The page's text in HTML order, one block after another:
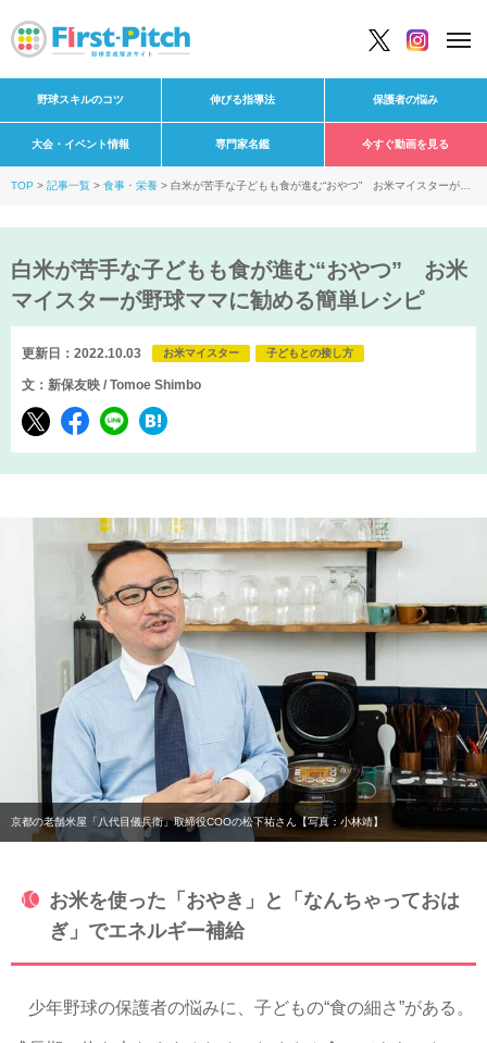
野球スキルのコツ 伸びる指導法 保護者の悩み
大会・イベント情報 専門家名鑑 今すぐ動画を見る
TOP 記事一覧 食事・栄養
白米が苦手な子どもも食が進む“おやつ” お米マイスターが野
白米が苦手な子どもも食が進む“おやつ” お米
マイスターが野球ママに勧める簡単レシピ
更新日：2022.10.03 お米マイスター 子どもとの接し方
文：新保友映 / Tomoe Shimbo
京都の老舗米屋「八代目儀兵衛」取締役COOの松下祐さん【写真：小林靖】
お米を使った「おやき」と「なんちゃっておは
ぎ」でエネルギー補給
少年野球の保護者の悩みに、子どもの“食の細さ”がある。